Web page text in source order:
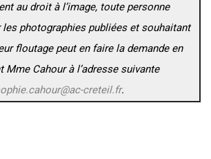
au droit à l’image, toute personne
les photographies publiées et souhaitant
floutage peut en faire la demande en
Mme Cahour à l’adresse suivante
creteil.fr.